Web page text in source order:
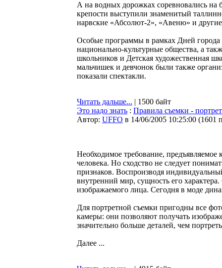
А на водных дорожках соревновались на
крепости выступили знаменитый
нарвские «Абсолют-2», «Авеню» и
Особые программы в рамках Дней города
национально-культурные общества, а
школьников и Детская художественная
мальчишек и девчонок были также
показали спектакли.
Читать дальше... | 1500 байт
Это надо знать : Правила съемки -
Автор: UFFO в 14/06/2005 10:25:00 (1601
Необходимое требование, предъявляемое
человека. Но сходство не следует
признаков. Воспроизводя
внутренний мир, сущность его
изображаемого лица. Сегодня в моде
Для портретной съемки пригодны все
камеры: они позволяют получать
значительно больше деталей, чем
Далее ...